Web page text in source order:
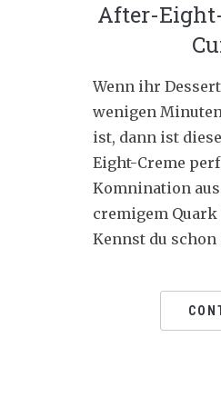
After-
Wenn ihr
wenigen
ist, dann ist
Eight-Creme
Komnination
cremigem
Kennst du schon